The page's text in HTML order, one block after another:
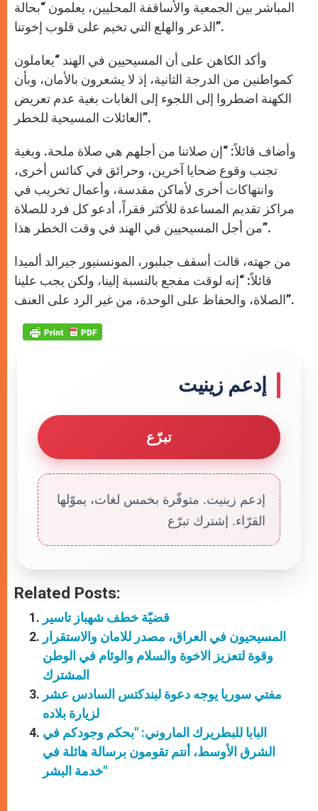
المباشر بين الجمعية والأساقفة المحليين، يعلمون “بحالة
الذعر والهلع التي تخيم على قلوب إخوتنا”.
وأكد الكاهن على أن المسيحيين في الهند “يعاملون
كمواطنين من الدرجة الثانية، إذ لا يشعرون بالأمان، وبأن
الكهنة اضطروا إلى اللجوء إلى الغابات بغية عدم تعريض
العائلات المسيحية للخطر”.
وأضاف قائلاً: “إن صلاتنا من أجلهم هي صلاة ملحة. وبغية
تجنب وقوع ضحايا آخرين، وحرائق في كنائس أخرى،
وانتهاكات أخرى لأماكن مقدسة، وأعمال تخريب في
مراكز تقديم المساعدة للأكثر فقراً، أدعو كل فرد للصلاة
من أجل المسيحيين في الهند في وقت الخطر هذا”.
من جهته، قالت أسقف جبلبور، المونسنيور جيرالد ألميدا
قائلاً: “إنه لوقت مفجع بالنسبة إلينا، ولكن يجب علينا
الصلاة، والحفاظ على الوحدة، من غير الرد على العنف”.
إدعم زينيت
تبرّع
إدعم زينيت. متوفّرة بخمس لغات، يموّلها
القرّاء. إشترك تبرّع
Related Posts:
قضيّة خطف شهباز تاسير
المسيحيون في العراق، مصدر للامان والاستقرار
وقوة لتعزيز الاخوة والسلام والوئام في الوطن
المشترك
مفتي سوريا يوجه دعوة لبندكتس السادس عشر
لزيارة بلاده
البابا للبطريرك الماروني: "بحكم وجودكم في
الشرق الأوسط، أنتم تقومون برسالة هائلة في
خدمة البشر"